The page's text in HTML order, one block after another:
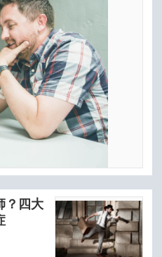
？四大